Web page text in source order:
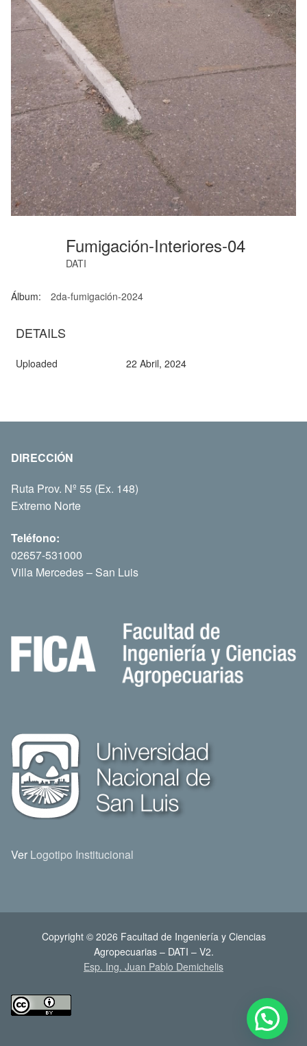
Fumigación-Interiores-04
DATI
Álbum: 2da-fumigación-2024
DETAILS
Uploaded 22 Abril, 2024
DIRECCIÓN
Ruta Prov. Nº 55 (Ex. 148)
Extremo Norte
Teléfono:
02657-531000
Villa Mercedes – San Luis
Ver Logotipo Institucional
Copyright © 2026 Facultad de Ingeniería y Ciencias
Agropecuarias – DATI – V2.
Esp. Ing. Juan Pablo Demichelis